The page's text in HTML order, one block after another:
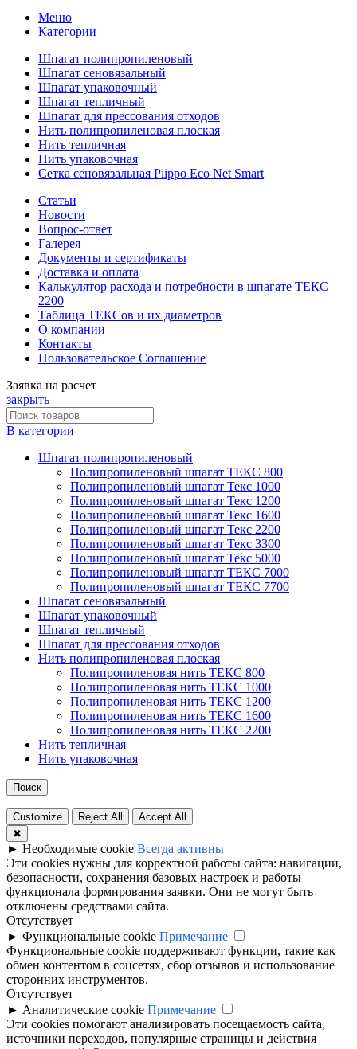
Меню
Категории
Шпагат полипропиленовый
Шпагат сеновязальный
Шпагат упаковочный
Шпагат тепличный
Шпагат для прессования отходов
Нить полипропиленовая плоская
Нить тепличная
Нить упаковочная
Сетка сеновязальная Piippo Eco Net Smart
Статьи
Новости
Вопрос-ответ
Галерея
Документы и сертификаты
Доставка и оплата
Калькулятор расхода и потребности в шпагате ТЕКС
2200
Таблица ТЕКСов и их диаметров
О компании
Контакты
Пользовательское Соглашение
Заявка на расчет
закрыть
В категории
Шпагат полипропиленовый
Полипропиленовый шпагат ТЕКС 800
Полипропиленовый шпагат Текс 1000
Полипропиленовый шпагат Текс 1200
Полипропиленовый шпагат Текс 1600
Полипропиленовый шпагат Текс 2200
Полипропиленовый шпагат Текс 3300
Полипропиленовый шпагат Текс 5000
Полипропиленовый шпагат ТЕКС 7000
Полипропиленовый шпагат ТЕКС 7700
Шпагат сеновязальный
Шпагат упаковочный
Шпагат тепличный
Шпагат для прессования отходов
Нить полипропиленовая плоская
Полипропиленовая нить ТЕКС 800
Полипропиленовая нить ТЕКС 1000
Полипропиленовая нить ТЕКС 1200
Полипропиленовая нить ТЕКС 1600
Полипропиленовая нить ТЕКС 2200
Нить тепличная
Нить упаковочная
Поиск
Customize Reject All
Accept All
✖
► Необходимые cookie Всегда активны
Эти cookies нужны для корректной работы сайта: навигации,
безопасности, сохранения базовых настроек и работы
функционала формирования заявки. Они не могут быть
отключены средствами сайта.
Отсутствует
► Функциональные cookie Примечание
Функциональные cookie поддерживают функции, такие как
обмен контентом в соцсетях, сбор отзывов и использование
сторонних инструментов.
Отсутствует
► Аналитические cookie Примечание
Эти cookies помогают анализировать посещаемость сайта,
источники переходов, популярные страницы и действия